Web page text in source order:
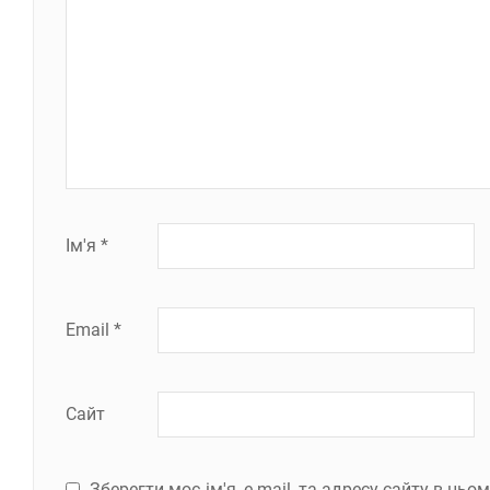
Ім'я *
Email *
Сайт